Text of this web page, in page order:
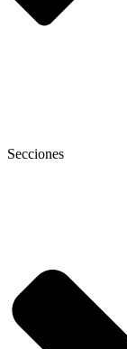
Secciones